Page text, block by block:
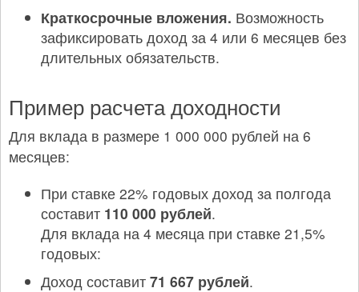
Краткосрочные вложения. Возможность
зафиксировать доход за 4 или 6 месяцев без
длительных обязательств.
Пример расчета доходности
Для вклада в размере 1 000 000 рублей на 6
месяцев:
При ставке 22% годовых доход за полгода
составит 110 000 рублей.
Для вклада на 4 месяца при ставке 21,5%
годовых:
Доход составит 71 667 рублей.